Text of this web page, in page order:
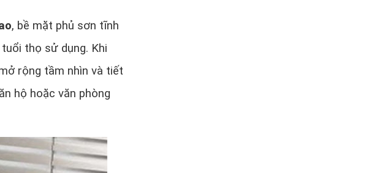
, bề mặt phủ sơn tĩnh
thọ sử dụng. Khi
rộng tầm nhìn và tiết
hộ hoặc văn phòng